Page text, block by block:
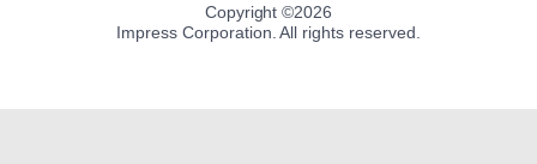
Copyright ©2026
Impress Corporation. All rights reserved.